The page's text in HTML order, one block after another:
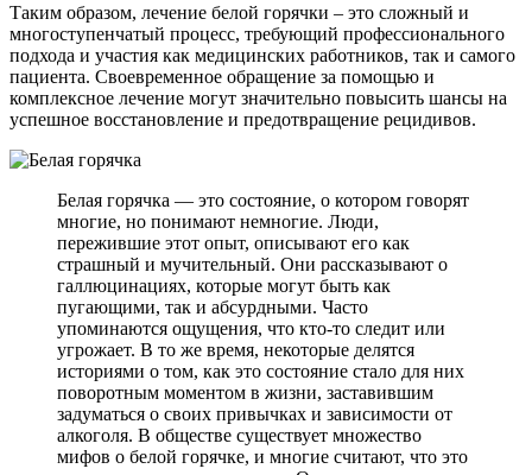
Таким образом, лечение белой горячки – это сложный и
многоступенчатый процесс, требующий профессионального
подхода и участия как медицинских работников, так и самого
пациента. Своевременное обращение за помощью и
комплексное лечение могут значительно повысить шансы на
успешное восстановление и предотвращение рецидивов.
Белая горячка — это состояние, о котором говорят
многие, но понимают немногие. Люди,
пережившие этот опыт, описывают его как
страшный и мучительный. Они рассказывают о
галлюцинациях, которые могут быть как
пугающими, так и абсурдными. Часто
упоминаются ощущения, что кто-то следит или
угрожает. В то же время, некоторые делятся
историями о том, как это состояние стало для них
поворотным моментом в жизни, заставившим
задуматься о своих привычках и зависимости от
алкоголя. В обществе существует множество
мифов о белой горячке, и многие считают, что это